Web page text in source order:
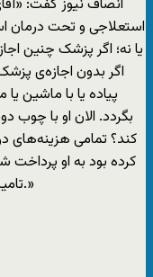
انصاف نیوز گفت:
استعلاجی و تحت درمان
یا نه؛ اگر پزشک چنین
اگر بدون اجازه‌ی
پیاده یا با ماشین
بگردد. الان او با چوب
کند؟ تمامی هزینه‌های
کرده بود به او
تامین اجتماعی حقوق استعلاجی باید به او بدهد.»